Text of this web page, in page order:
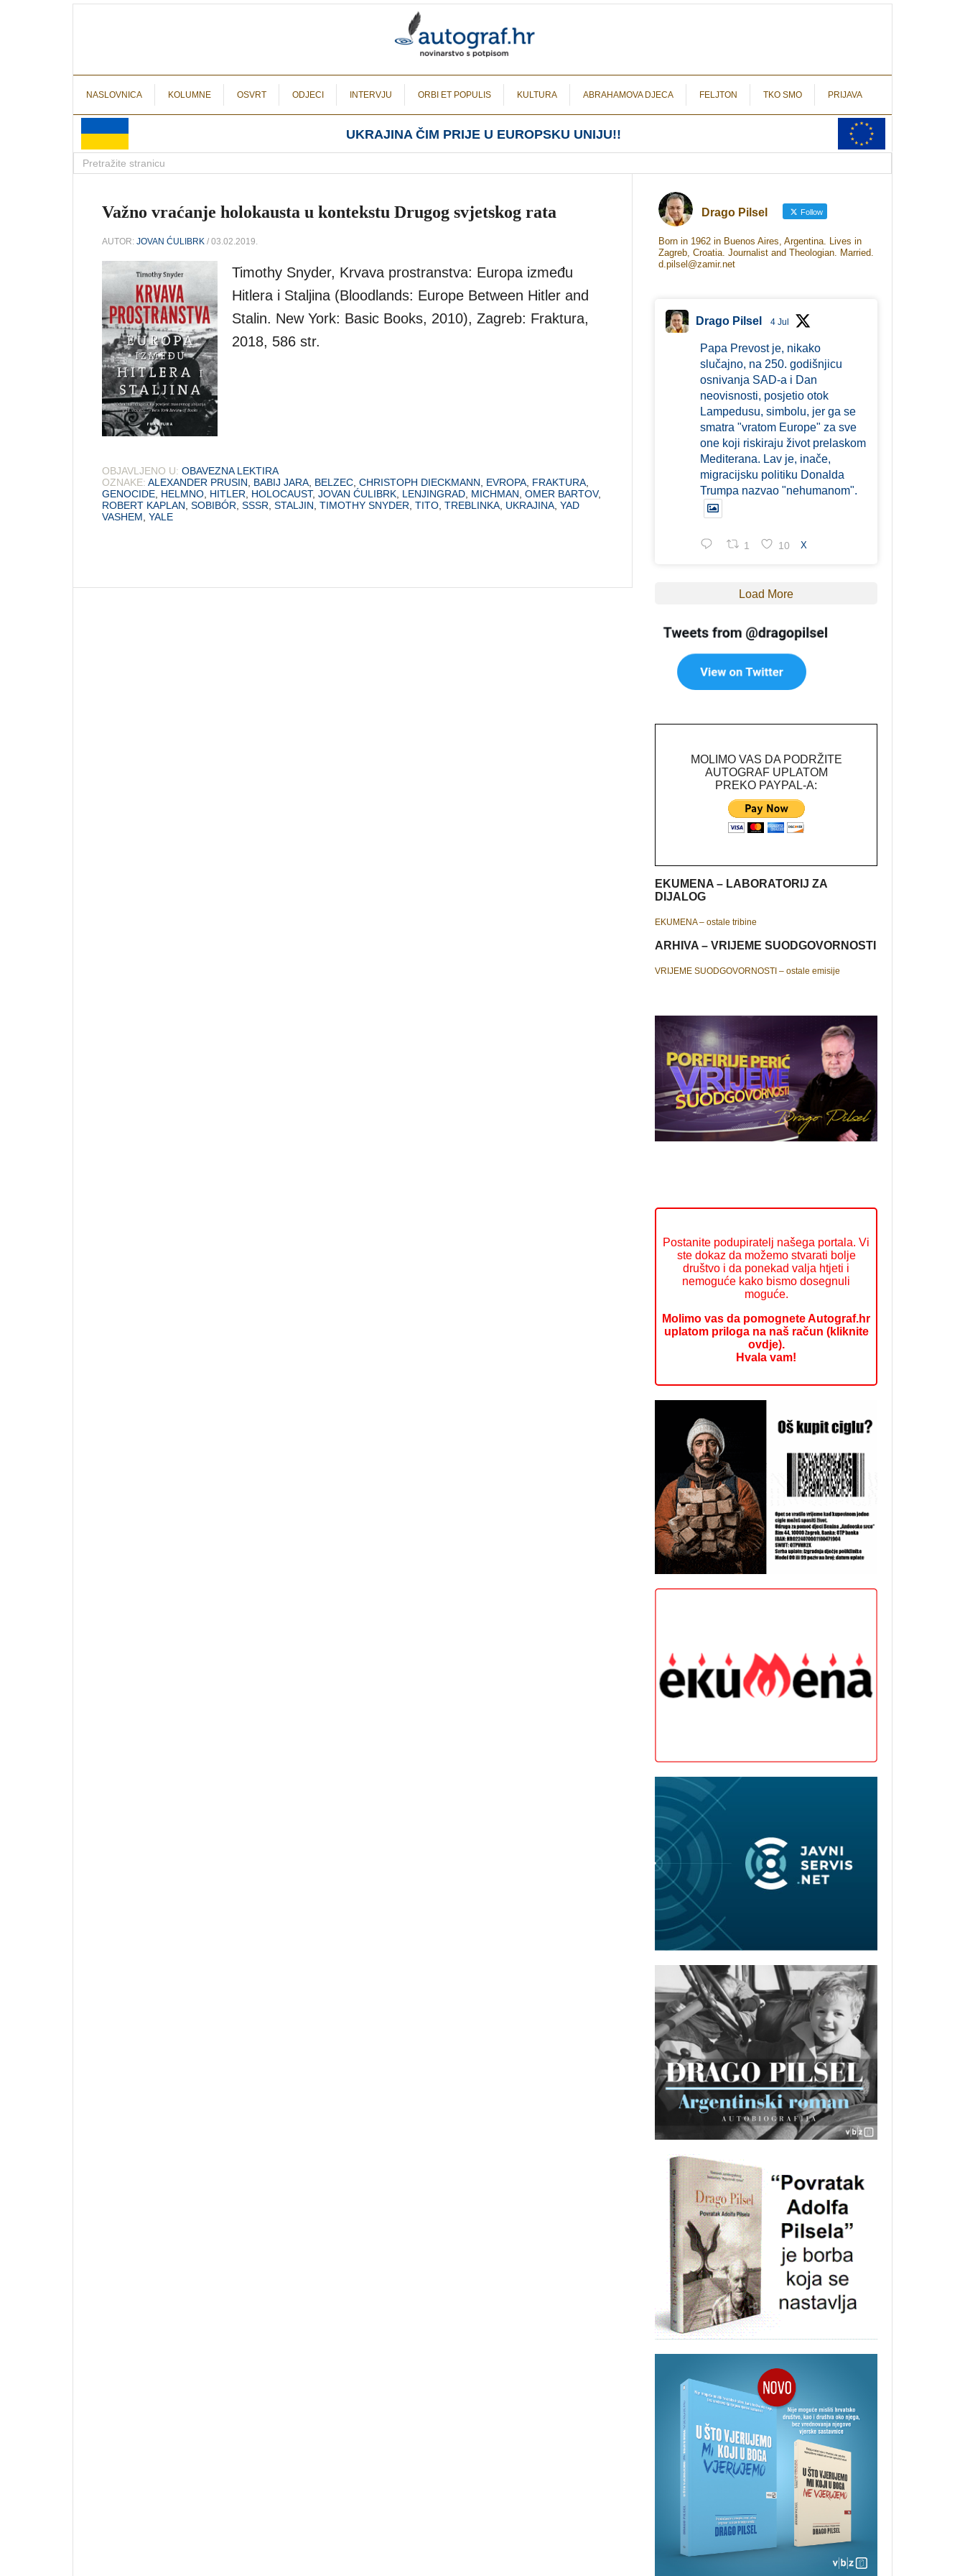
NASLOVNICA KOLUMNE OSVRT ODJECI INTERVJU ORBI ET POPULIS KULTURA ABRAHAMOVA DJECA FELJTON TKO SMO PRIJAVA
UKRAJINA ČIM PRIJE U EUROPSKU UNIJU!!
Važno vraćanje holokausta u kontekstu Drugog svjetskog rata
AUTOR: JOVAN ĆULIBRK / 03.02.2019.
Timothy Snyder, Krvava prostranstva: Europa između
Hitlera i Staljina (Bloodlands: Europe Between Hitler and
Stalin. New York: Basic Books, 2010), Zagreb: Fraktura,
2018, 586 str.
OBJAVLJENO U: OBAVEZNA LEKTIRA
OZNAKE: ALEXANDER PRUSIN BABIJ JARA BELZEC CHRISTOPH DIECKMANN EVROPA FRAKTURA
GENOCIDE HELMNO HITLER HOLOCAUST, JOVAN ĆULIBRK LENJINGRAD MICHMAN OMER BARTOV,
ROBERT KAPLAN SOBIBÓR SSSR STALJIN TIMOTHY SNYDER TITO TREBLINKA UKRAJINA YAD
VASHEM YALE
Drago Pilsel Follow
Born in 1962 in Buenos Aires, Argentina. Lives in
Zagreb, Croatia. Journalist and Theologian. Married.
d.pilsel@zamir.net
Drago Pilsel 4 Jul
Papa Prevost je, nikako
slučajno, na 250. godišnjicu
osnivanja SAD-a i Dan
neovisnosti, posjetio otok
Lampedusu, simbolu, jer ga se
smatra "vratom Europe" za sve
one koji riskiraju život prelaskom
Mediterana. Lav je, inače,
migracijsku politiku Donalda
Trumpa nazvao "nehumanom".
1 10 X
Load More
MOLIMO VAS DA PODRŽITE
AUTOGRAF UPLATOM
PREKO PAYPAL-A:
EKUMENA – LABORATORIJ ZA
DIJALOG
EKUMENA – ostale tribine
ARHIVA – VRIJEME SUODGOVORNOSTI
VRIJEME SUODGOVORNOSTI – ostale emisije
Postanite podupiratelj našega portala. Vi
ste dokaz da možemo stvarati bolje
društvo i da ponekad valja htjeti i
nemoguće kako bismo dosegnuli
moguće.
Molimo vas da pomognete Autograf.hr
uplatom priloga na naš račun (kliknite
ovdje).
Hvala vam!